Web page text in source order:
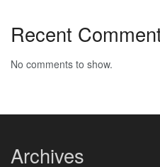
Recent
No comments to show.
Archives